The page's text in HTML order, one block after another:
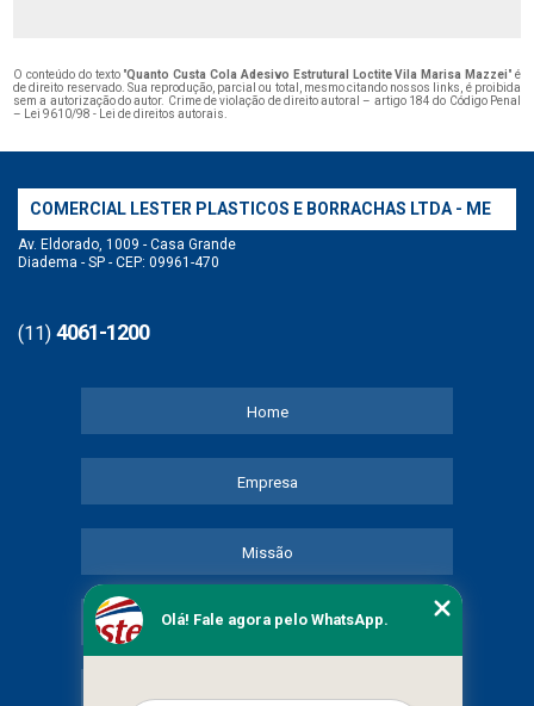
O conteúdo do texto "Quanto Custa Cola Adesivo Estrutural Loctite Vila Marisa Mazzei" é
de direito reservado. Sua reprodução, parcial ou total, mesmo citando nossos links, é proibida
sem a autorização do autor. Crime de violação de direito autoral – artigo 184 do Código Penal
– Lei 9610/98 - Lei de direitos autorais.
COMERCIAL LESTER PLASTICOS E BORRACHAS LTDA - ME
Av. Eldorado, 1009 - Casa Grande
Diadema - SP - CEP: 09961-470
(11) 4061-1200
Home
Empresa
Missão
Serviços
Olá! Fale agora pelo WhatsApp.